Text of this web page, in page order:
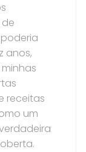
anos,
receitas
um